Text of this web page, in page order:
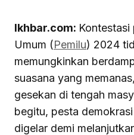
Ikhbar.com: Kontestasi
Umum (Pemilu) 2024
memungkinkan
suasana yang
gesekan di tengah
begitu, pesta
digelar demi